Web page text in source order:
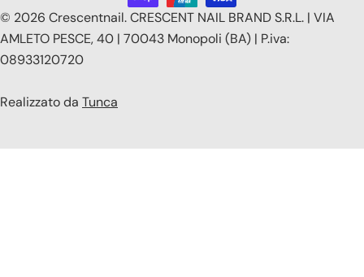
e
/
r
e
© 2026 Crescentnail.CRESCENT NAIL BRAND S.R.L. | VIA
AMLETO PESCE, 40 | 70043 Monopoli (BA) | P.iva:
08933120720
Realizzato da Tunca
pagamento